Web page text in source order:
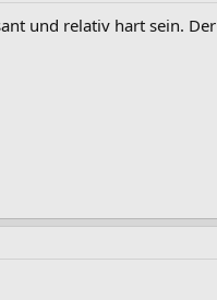
und relativ hart sein.